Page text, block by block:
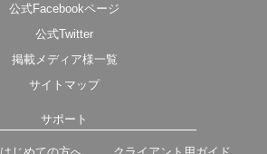
公式Facebookページ
公式Twitter
掲載メディア様一覧
サイトマップ
サポート